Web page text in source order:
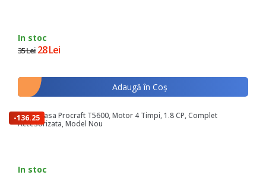
In stoc
35 Lei 28 Lei
Adaugă în Coş
-136.25
Motocoasa Procraft T5600, Motor 4 Timpi, 1.8 CP, Complet
Accesorizata, Model Nou
In stoc